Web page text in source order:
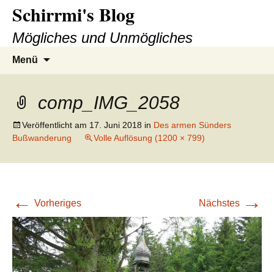
Inhalt
springen
Schirrmi's Blog
Mögliches und Unmögliches
Menü
comp_IMG_2058
Veröffentlicht am 17. Juni 2018 in Des armen Sünders
Bußwanderung
Volle Auflösung (1200 × 799)
← Vorheriges Nächstes →